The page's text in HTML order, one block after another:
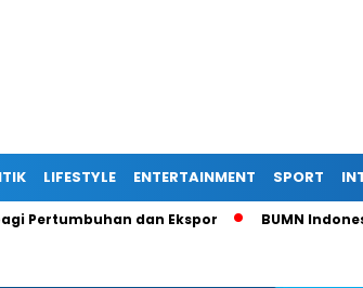
LIFESTYLE ENTERTAINMENT SPORT
dan Ekspor BUMN Indonesia di